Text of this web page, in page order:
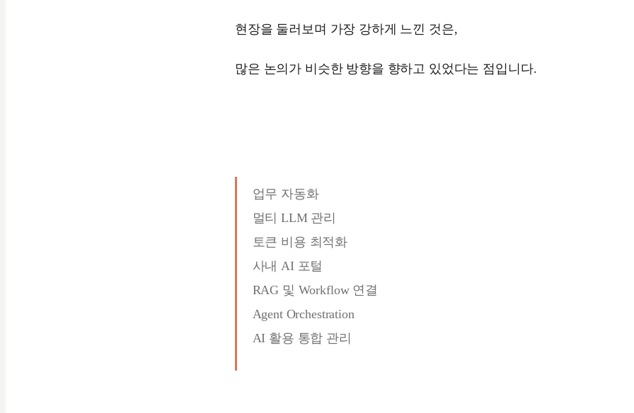
현장을 둘러보며 가장 강하게 느낀 것은,
많은 논의가 비슷한 방향을 향하고 있었다는 점입니다.
업무 자동화
멀티 LLM 관리
토큰 비용 최적화
사내 AI 포털
RAG 및 Workflow 연결
Agent Orchestration
AI 활용 통합 관리